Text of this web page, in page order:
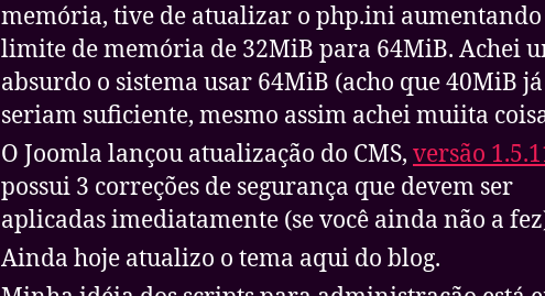
memória, tive de atualizar o php.ini aumentando
limite de memória de 32MiB para 64MiB. Achei
absurdo o sistema usar 64MiB (acho que 40MiB já
seriam suficiente, mesmo assim achei muiita
O Joomla lançou atualização do CMS, versão
possui 3 correções de segurança que devem ser
aplicadas imediatamente (se você ainda não a
Ainda hoje atualizo o tema aqui do blog.